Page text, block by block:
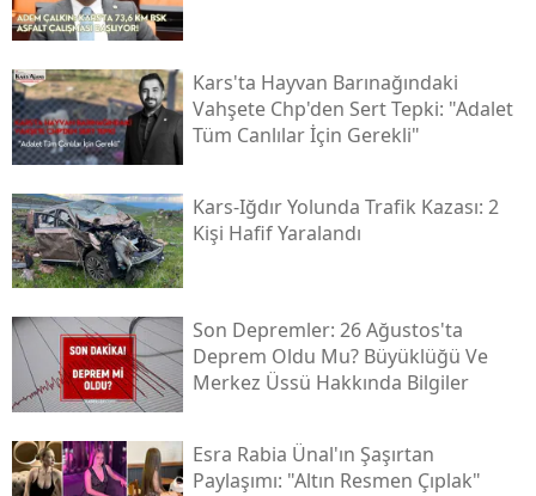
Zonguldak
Bayburt
Batman
Bartın
Kars'ta Hayvan Barınağındaki
Vahşete Chp'den Sert Tepki: "adalet
Tüm Canlılar İçin Gerekli"
Kars-Iğdır Yolunda Trafik Kazası: 2
Kişi Hafif Yaralandı
Son Depremler: 26 Ağustos'ta
Deprem Oldu Mu? Büyüklüğü Ve
Merkez Üssü Hakkında Bilgiler
Esra Rabia Ünal'ın Şaşırtan
Paylaşımı: "altın Resmen Çıplak"